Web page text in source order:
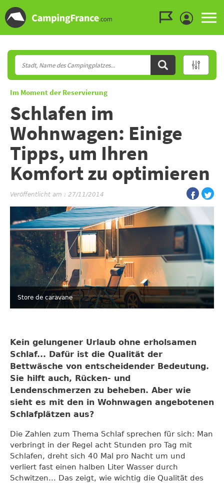
Im Moment der Reservierung
Schlafen im
Wohnwagen: Einige
Tipps, um Ihren
Komfort zu optimieren
Veröffentlicht am : 27/11/2014
Store de caravane
Kein gelungener Urlaub ohne erholsamen
Schlaf... Dafür ist die Qualität der
Bettwäsche von entscheidender Bedeutung.
Sie hilft auch, Rücken- und
Lendenschmerzen zu beheben. Aber wie
sieht es mit den in Wohnwagen angebotenen
Schlafplätzen aus?
Die Zahlen zum Thema Schlaf sprechen für sich: Man
verbringt in der Regel acht Stunden pro Tag mit
Schlafen, dreht sich 40 Mal pro Nacht um und
verliert fast einen halben Liter Wasser durch
Schwitzen... Das zeigt, wie wichtig die Qualität des